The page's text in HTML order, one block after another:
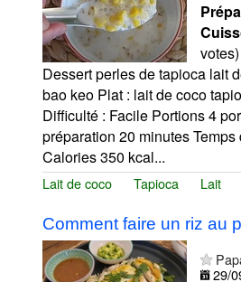
Dessert perles de tapioca lait
bao keo Plat : lait de coco
Difficulté : Facile Portions 4
préparation 20 minutes
Calories 350 kcal...
Lait de coco Tapioca Lait
Comment faire un riz au
29/